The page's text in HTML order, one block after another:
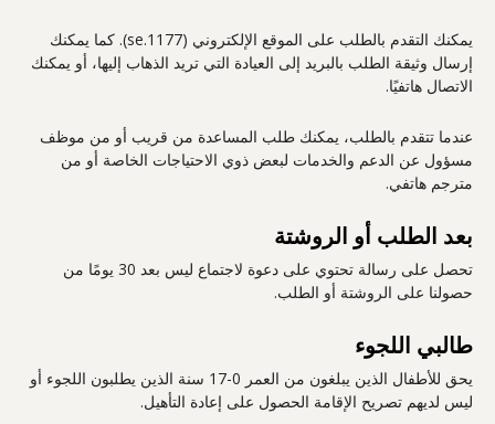
يمكنك التقدم بالطلب على الموقع الإلكتروني (1177.se). كما يمكنك
إرسال وثيقة الطلب بالبريد إلى العيادة التي تريد الذهاب إليها، أو يمكنك
الاتصال هاتفيًا.
عندما تتقدم بالطلب، يمكنك طلب المساعدة من قريب أو من موظف
مسؤول عن الدعم والخدمات لبعض ذوي الاحتياجات الخاصة أو من
مترجم هاتفي.
بعد الطلب أو الروشتة
تحصل على رسالة تحتوي على دعوة لاجتماع ليس بعد 30 يومًا من
حصولنا على الروشتة أو الطلب.
طالبي اللجوء
يحق للأطفال الذين يبلغون من العمر 0-17 سنة الذين يطلبون اللجوء أو
ليس لديهم تصريح الإقامة الحصول على إعادة التأهيل.